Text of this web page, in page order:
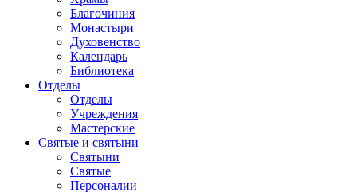
Благочиния
Монастыри
Духовенство
Календарь
Библиотека
Отделы
Отделы
Учреждения
Мастерские
Святые и святыни
Cвятыни
Cвятые
Персоналии